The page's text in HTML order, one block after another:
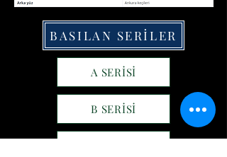
BASILAN SERİLER
A SERİSİ
B SERİSİ